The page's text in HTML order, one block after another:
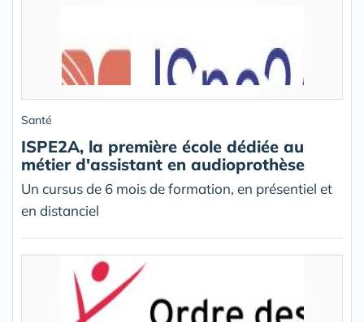
Santé
ISPE2A, la première école dédiée au
métier d'assistant en audioprothèse
Un cursus de 6 mois de formation, en présentiel et
en distanciel